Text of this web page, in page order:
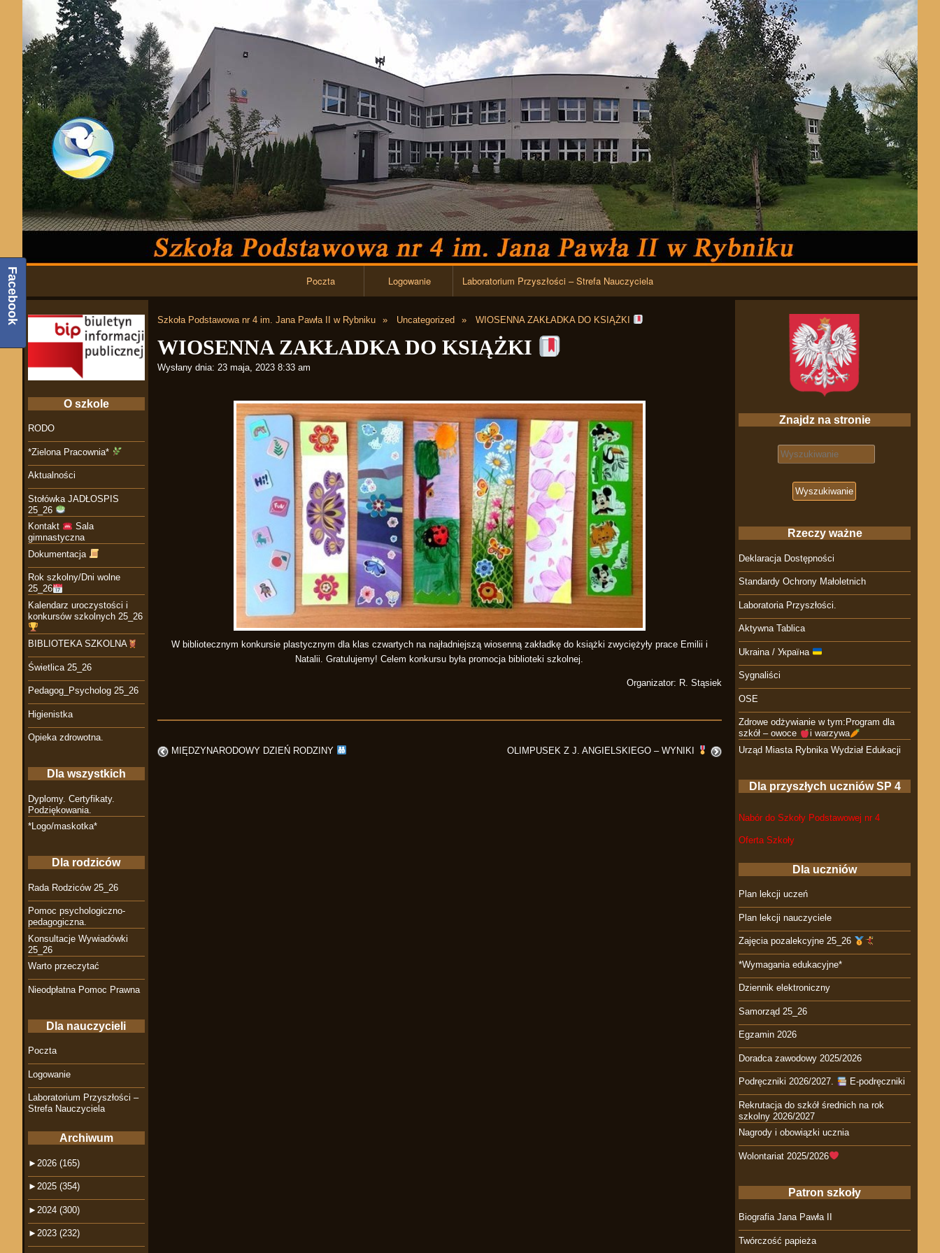
Przejdź do zawartości
Poczta Logowanie Laboratorium Przyszłości – Strefa Nauczyciela
Szkoła Podstawowa nr 4 im. Jana Pawła II w Rybniku Uncategorized WIOSENNA ZAKŁADKA DO KSIĄŻKI
WIOSENNA ZAKŁADKA DO KSIĄŻKI
Wysłany dnia: 23 maja, 2023 8:33 am
W bibliotecznym konkursie plastycznym dla klas czwartych na najładniejszą wiosenną zakładkę do książki zwyciężyły prace Emilii i
Natalii. Gratulujemy! Celem konkursu była promocja biblioteki szkolnej.
Organizator: R. Stąsiek
MIĘDZYNARODOWY DZIEŃ RODZINY OLIMPUSEK Z J. ANGIELSKIEGO – WYNIKI
Znajdz na stronie
Search for:
Rzeczy ważne
Deklaracja Dostępności
Standardy Ochrony Małoletnich
Laboratoria Przyszłości.
Aktywna Tablica
Ukraina / Україна
Sygnaliści
OSE
Zdrowe odżywianie w tym:Program dla
szkół – owoce
i warzywa
Urząd Miasta Rybnika Wydział Edukacji
Dla przyszłych uczniów SP 4
Nabór do Szkoły Podstawowej nr 4
Oferta Szkoły
Dla uczniów
Plan lekcji uczeń
Plan lekcji nauczyciele
Zajęcia pozalekcyjne 25_26
*Wymagania edukacyjne*
Dziennik elektroniczny
Samorząd 25_26
Egzamin 2026
Doradca zawodowy 2025/2026
Podręczniki 2026/2027. E-podręczniki
Rekrutacja do szkół średnich na rok
szkolny 2026/2027
Nagrody i obowiązki ucznia
Wolontariat 2025/2026
Patron szkoły
Biografia Jana Pawła II
Twórczość papieża
O szkole
RODO
*Zielona Pracownia*
Aktualności
Stołówka JADŁOSPIS
25_26
Kontakt
Sala
gimnastyczna
Dokumentacja
Rok szkolny/Dni wolne
25_26
Kalendarz uroczystości i
konkursów szkolnych 25_26
BIBLIOTEKA SZKOLNA
Świetlica 25_26
Pedagog_Psycholog 25_26
Higienistka
Opieka zdrowotna.
Dla wszystkich
Dyplomy. Certyfikaty.
Podziękowania.
*Logo/maskotka*
Dla rodziców
Rada Rodziców 25_26
Pomoc psychologiczno-
pedagogiczna.
Konsultacje Wywiadówki
25_26
Warto przeczytać
Nieodpłatna Pomoc Prawna
Dla nauczycieli
Poczta
Logowanie
Laboratorium Przyszłości –
Strefa Nauczyciela
Archiwum
► 2026 (165)
► 2025 (354)
► 2024 (300)
► 2023 (232)
Facebook